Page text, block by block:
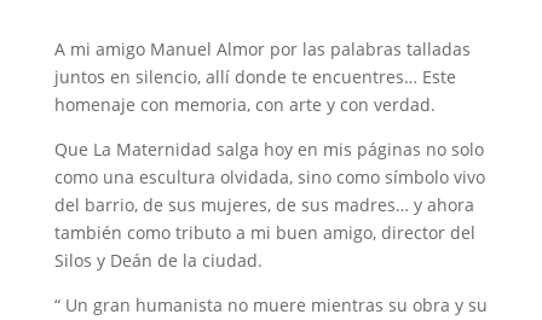
A mi amigo Manuel Almor por las palabras talladas
juntos en silencio, allí donde te encuentres… Este
homenaje con memoria, con arte y con verdad.
Que La Maternidad salga hoy en mis páginas no solo
como una escultura olvidada, sino como símbolo vivo
del barrio, de sus mujeres, de sus madres… y ahora
también como tributo a mi buen amigo, director del
Silos y Deán de la ciudad.
“ Un gran humanista no muere mientras su obra y su